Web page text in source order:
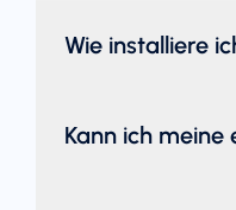
Wie installiere
Kann ich